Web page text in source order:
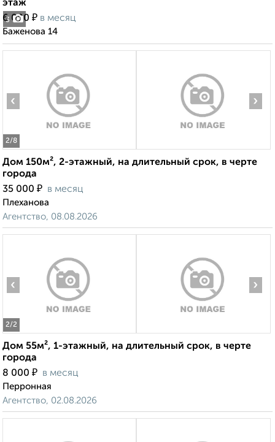
3
этаж
6 000 ₽ в месяц
Баженова 14
2/8
‹ ›
Дом 150м², 2-этажный, на длительный срок, в черте
города
35 000 ₽ в месяц
Плеханова
Агентство, 08.08.2026
2/2
‹ ›
Дом 55м², 1-этажный, на длительный срок, в черте
города
8 000 ₽ в месяц
Перронная
Агентство, 02.08.2026